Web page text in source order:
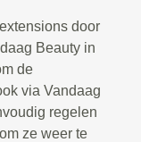
door
Beauty in
de
via Vandaag
regelen
ze weer te